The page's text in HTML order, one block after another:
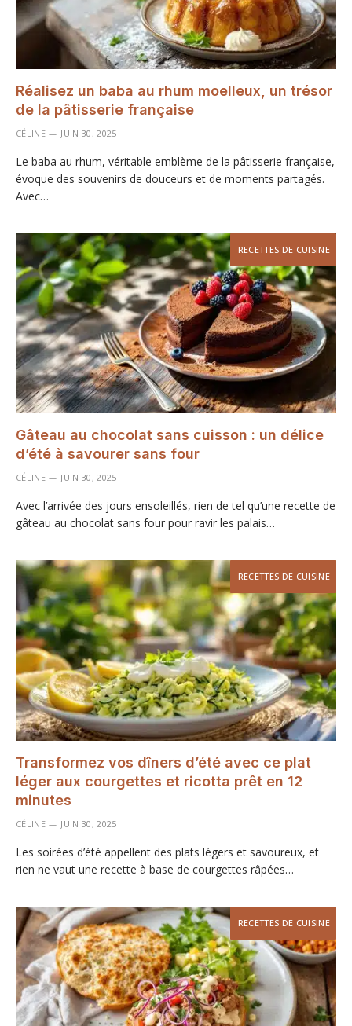
Réalisez un baba au rhum moelleux, un trésor
de la pâtisserie française
CÉLINE JUIN 30, 2025
Le baba au rhum, véritable emblème de la pâtisserie française,
évoque des souvenirs de douceurs et de moments partagés.
Avec…
RECETTES DE CUISINE
Gâteau au chocolat sans cuisson : un délice
d’été à savourer sans four
CÉLINE JUIN 30, 2025
Avec l’arrivée des jours ensoleillés, rien de tel qu’une recette de
gâteau au chocolat sans four pour ravir les palais…
RECETTES DE CUISINE
Transformez vos dîners d’été avec ce plat
léger aux courgettes et ricotta prêt en 12
minutes
CÉLINE JUIN 30, 2025
Les soirées d’été appellent des plats légers et savoureux, et
rien ne vaut une recette à base de courgettes râpées…
RECETTES DE CUISINE